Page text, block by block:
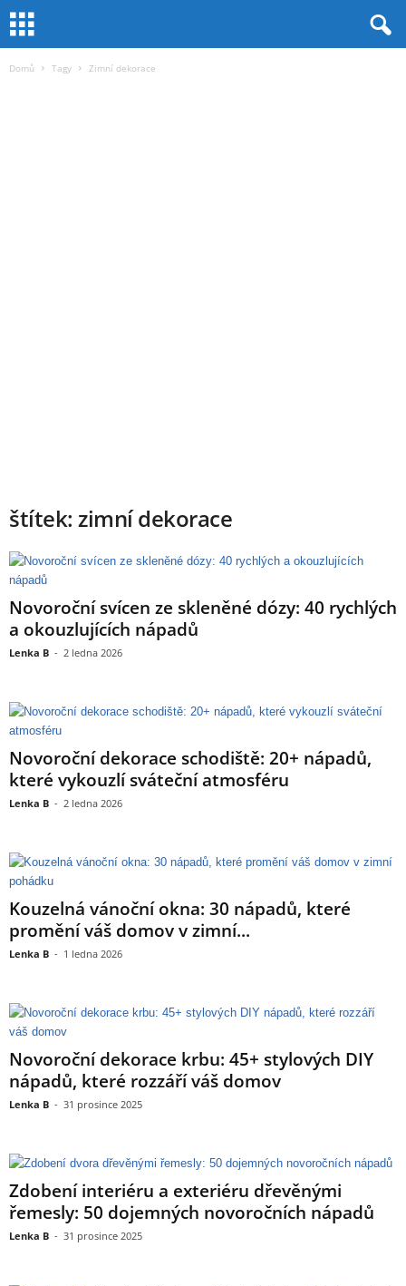
Domů Tagy Zimní dekorace
štítek: zimní dekorace
Novoroční svícen ze skleněné dózy: 40 rychlých
a okouzlujících nápadů
Lenka B - 2 ledna 2026
Novoroční dekorace schodiště: 20+ nápadů,
které vykouzlí sváteční atmosféru
Lenka B - 2 ledna 2026
Kouzelná vánoční okna: 30 nápadů, které
promění váš domov v zimní...
Lenka B - 1 ledna 2026
Novoroční dekorace krbu: 45+ stylových DIY
nápadů, které rozzáří váš domov
Lenka B - 31 prosince 2025
Zdobení interiéru a exteriéru dřevěnými
řemesly: 50 dojemných novoročních nápadů
Lenka B - 31 prosince 2025